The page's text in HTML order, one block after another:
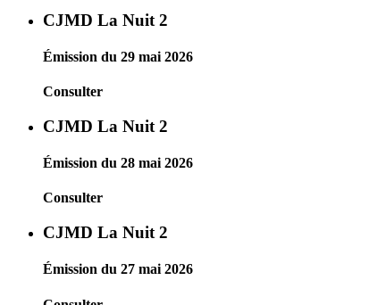
CJMD La Nuit 2
Émission du 29 mai 2026
Consulter
CJMD La Nuit 2
Émission du 28 mai 2026
Consulter
CJMD La Nuit 2
Émission du 27 mai 2026